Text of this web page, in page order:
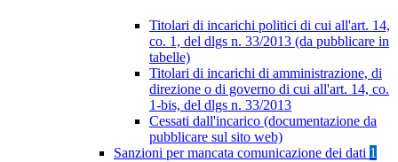
Titolari di incarichi politici di cui all'art. 14,
co. 1, del dlgs n. 33/2013 (da pubblicare in
tabelle)
Titolari di incarichi di amministrazione, di
direzione o di governo di cui all'art. 14, co.
1-bis, del dlgs n. 33/2013
Cessati dall'incarico (documentazione da
pubblicare sul sito web)
Sanzioni per mancata comunicazione dei dati 1